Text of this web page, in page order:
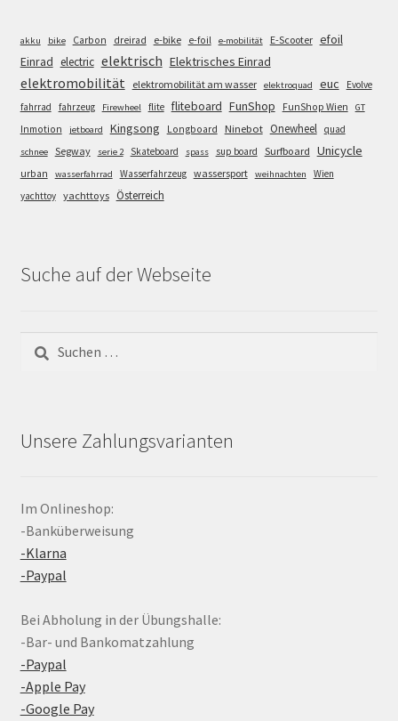
akku bike Carbon dreirad e-bike e-foil e-mobilität E-Scooter efoil
Einrad electric elektrisch Elektrisches Einrad
elektromobilität elektromobilität am wasser elektroquad euc
Evolve
fahrrad
fahrzeug Firewheel flite fliteboard FunShop FunShop Wien GT
Inmotion jetboard Kingsong Longboard Ninebot Onewheel quad
schnee Segway serie 2 Skateboard spass sup board Surfboard Unicycle
urban wasserfahrrad Wasserfahrzeug wassersport weihnachten
Wien
yachttoy yachttoys Österreich
Suche auf der Webseite
nach:
Unsere Zahlungsvarianten
Im Onlineshop:
-Banküberweisung
-Klarna
-Paypal
Bei Abholung in der Übungshalle:
-Bar- und Bankomatzahlung
-Paypal
-Apple Pay
-Google Pay